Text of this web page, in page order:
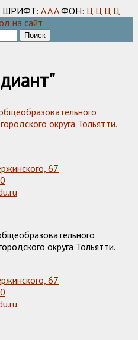
ШРИФТ: AAA ФОН: Ц Ц Ц Ц
на сайт
округа Тольятти.
67
округа Тольятти.
67